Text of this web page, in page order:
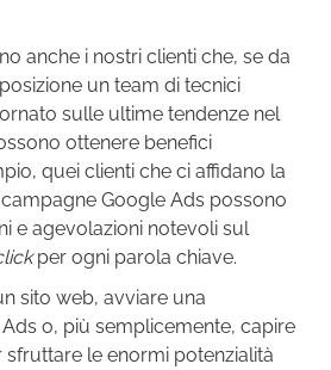
anche i nostri clienti che, se da
un team di tecnici
sulle ultime tendenze nel
ottenere benefici
quei clienti che ci affidano la
Google Ads possono
e agevolazioni notevoli sul
per ogni parola chiave.
sito web, avviare una
o, più semplicemente, capire
le enormi potenzialità